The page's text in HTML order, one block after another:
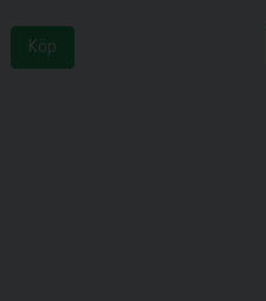
Köp